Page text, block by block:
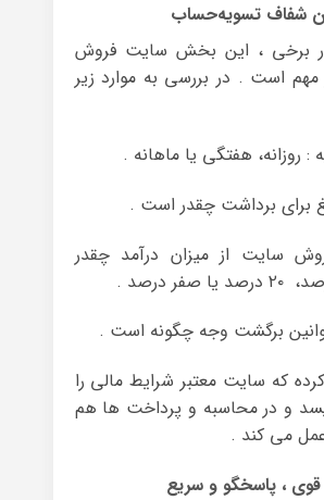
برخی ، این بخش سایت فروش
مهم است . در بررسی به موارد زیر
: روزانه، هفتگی یا ماهانه .
برای برداشت چقدر است .
سایت از میزان درآمد چقدر
برگشت وجه چگونه است .
که سایت معتبر شرایط مالی را
و در محاسبه و پرداخت ها هم
می کند .